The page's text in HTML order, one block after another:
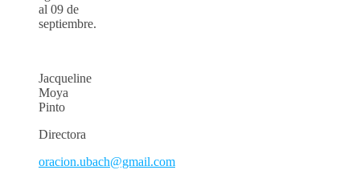
al 09 de
septiembre.
Jacqueline
Moya
Pinto
Directora
oracion.ubach@gmail.com